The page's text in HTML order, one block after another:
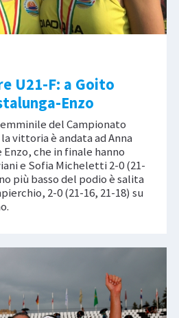
U21-F: a Goito
Enzo
del Campionato
vittoria è andata ad Anna
che in finale hanno
e Sofia Micheletti 2-0 (21-
più basso del podio è salita
2-0 (21-16, 21-18) su